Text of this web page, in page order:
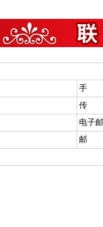
手 机
传 真
电子
邮